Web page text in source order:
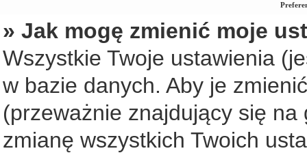
» Jak mogę zmienić moje
Wszystkie Twoje ustawienia
w bazie danych. Aby je
(przeważnie znajdujący się
zmianę wszystkich Twoich